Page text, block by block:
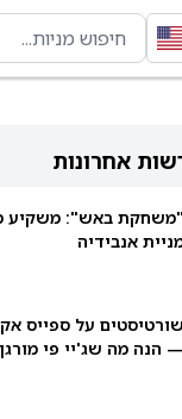
אחרונות
"משחקת באש": משקיע
אנבידיה
שורטיסטים על ספייס
— הנה מה שג'יי פי